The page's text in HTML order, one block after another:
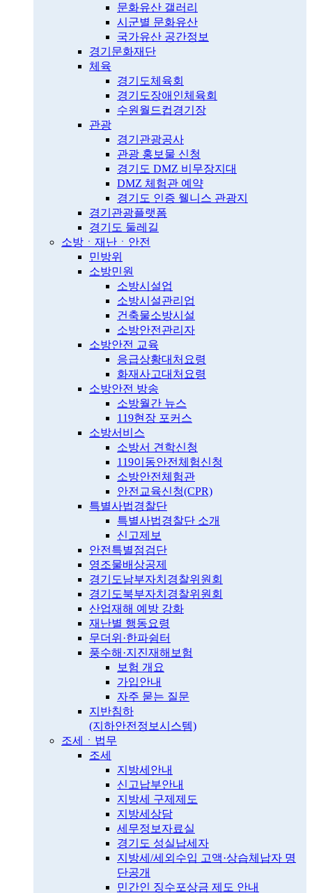
문화유산 갤러리
시군별 문화유산
국가유산 공간정보
경기문화재단
체육
경기도체육회
경기도장애인체육회
수원월드컵경기장
관광
경기관광공사
관광 홍보물 신청
경기도 DMZ 비무장지대
DMZ 체험관 예약
경기도 인증 웰니스 관광지
경기관광플랫폼
경기도 둘레길
소방ㆍ재난ㆍ안전
민방위
소방민원
소방시설업
소방시설관리업
건축물소방시설
소방안전관리자
소방안전 교육
응급상황대처요령
화재사고대처요령
소방안전 방송
소방월간 뉴스
119현장 포커스
소방서비스
소방서 견학신청
119이동안전체험신청
소방안전체험관
안전교육신청(CPR)
특별사법경찰단
특별사법경찰단 소개
신고제보
안전특별점검단
영조물배상공제
경기도남부자치경찰위원회
경기도북부자치경찰위원회
산업재해 예방 강화
재난별 행동요령
무더위·한파쉼터
풍수해·지진재해보험
보험 개요
가입안내
자주 묻는 질문
지반침하
(지하안전정보시스템)
조세ㆍ법무
조세
지방세안내
신고납부안내
지방세 구제제도
지방세상담
세무정보자료실
경기도 성실납세자
지방세/세외수입 고액·상습체납자 명
단공개
민간인 징수포상금 제도 안내